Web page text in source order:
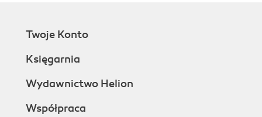
Twoje Konto
Księgarnia
Wydawnictwo Helion
Współpraca